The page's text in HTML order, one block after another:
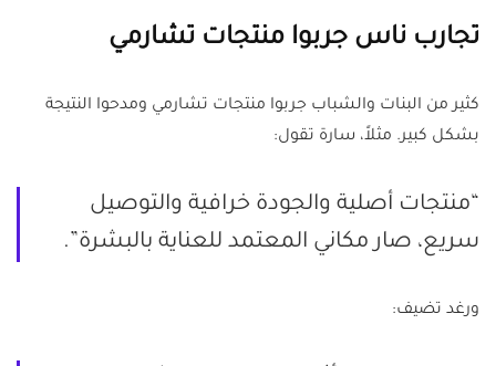
تجارب ناس جربوا منتجات تشارمي
كثير من البنات والشباب جربوا منتجات تشارمي ومدحوا النتيجة
بشكل كبير. مثلاً، سارة تقول:
“منتجات أصلية والجودة خرافية والتوصيل
سريع، صار مكاني المعتمد للعناية بالبشرة”.
ورغد تضيف: